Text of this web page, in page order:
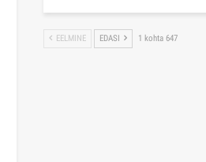
EELMINE EDASI 1 kohta 647